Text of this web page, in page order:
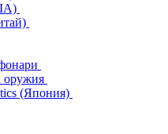
оружия
(Япония)